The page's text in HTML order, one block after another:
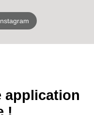
application
!